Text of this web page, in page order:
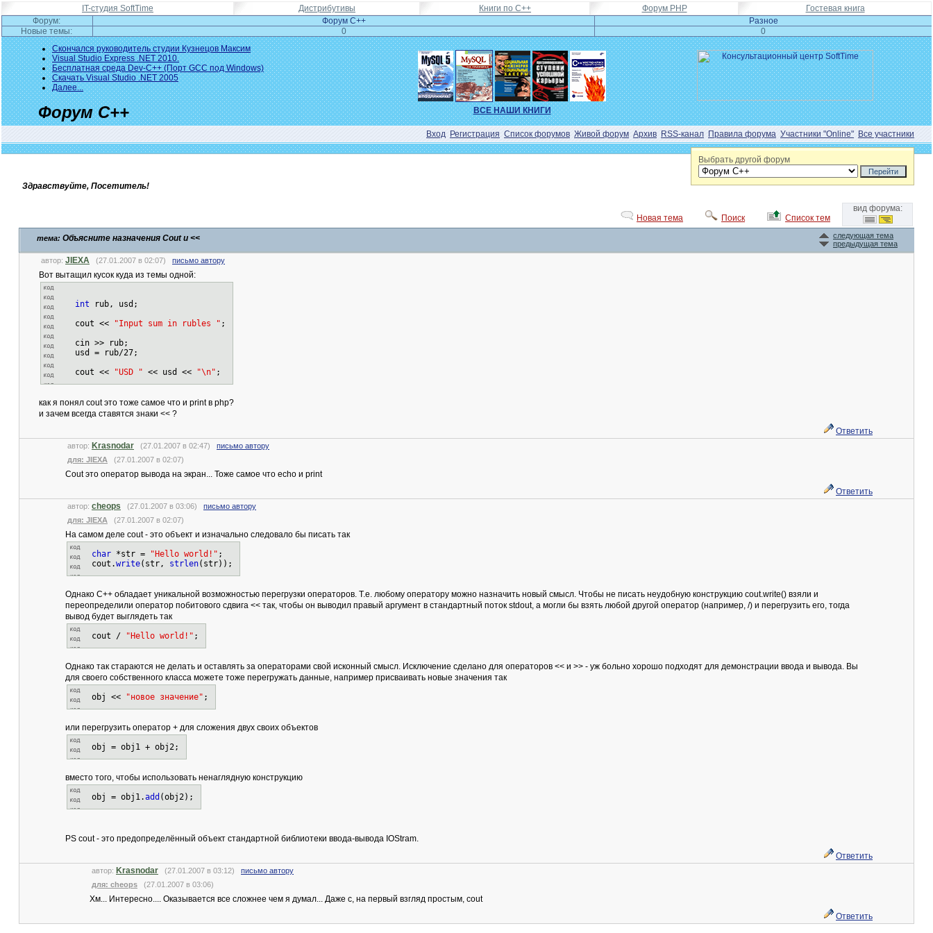
IT-студия SoftTime Дистрибутивы Книги по C++ Форум PHP
Гостевая книга
Форум:
Форум C++
Разное
Новые темы:
0
0
Скончался руководитель студии Кузнецов Максим
Visual Studio Express .NET 2010.
Бесплатная среда Dev-C++ (Порт GCC под Windows)
Скачать Visual Studio .NET 2005
Далее...
ВСЕ НАШИ КНИГИ
Форум C++
Вход Регистрация Список форумов Живой форум Архив RSS-канал Правила форума Участники "Online" Все участники
Выбрать другой форум
Здравствуйте, Посетитель!
Новая тема Поиск Список тем
вид форума:
тема: Объясните назначения Cout и <<
следующая тема
предыдущая тема
автор: JIEXA (27.01.2007 в 02:07) письмо автору
Вот вытащил кусок куда из темы одной:
int rub, usd;
cout <<
"Input sum in rubles " ;
cin >> rub;
usd = rub/27;
cout <<
"USD " << usd << "\n" ;
как я понял cout это тоже самое что и print в php?
и зачем всегда ставятся знаки << ?
Ответить
автор: Krasnodar (27.01.2007 в 02:47) письмо автору
для: JIEXA (27.01.2007 в 02:07)
Cout это оператор вывода на экран... Тоже самое что echo и print
Ответить
автор: cheops (27.01.2007 в 03:06) письмо автору
для: JIEXA (27.01.2007 в 02:07)
На самом деле cout - это объект и изначально следовало бы писать так
char *str = "Hello world!" ;
cout.write(str, strlen(str));
Однако C++ обладает уникальной возможностью перегрузки операторов. Т.е. любому оператору можно назначить новый смысл. Чтобы не писать неудобную конструкцию cout.write() взяли и
переопределили оператор побитового сдвига << так, чтобы он выводил правый аргумент в стандартный поток stdout, а могли бы взять любой другой оператор (например, /) и перегрузить его, тогда
вывод будет выглядеть так
cout /
"Hello world!" ;
Однако так стараются не делать и оставлять за операторами свой исконный смысл. Исключение сделано для операторов << и >> - уж больно хорошо подходят для демонстрации ввода и вывода. Вы
для своего собственного класса можете тоже перегружать данные, например присваивать новые значения так
obj <<
"новое значение" ;
или перегрузить оператор + для сложения двух своих объектов
obj = obj1 + obj2;
вместо того, чтобы использовать ненаглядную конструкцию
obj = obj1.add (obj2);
PS cout - это предопределённый объект стандартной библиотеки ввода-вывода IOStram.
Ответить
автор: Krasnodar (27.01.2007 в 03:12) письмо автору
для: cheops (27.01.2007 в 03:06)
Хм... Интересно.... Оказывается все сложнее чем я думал... Даже с, на первый взгляд простым, cout
Ответить